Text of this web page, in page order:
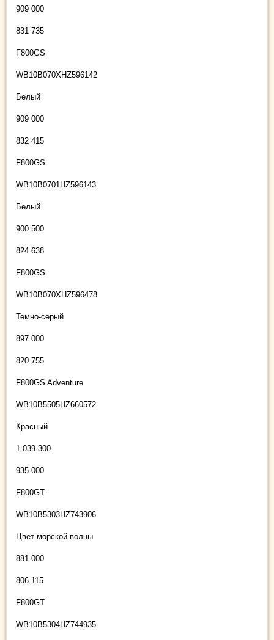
909 000
831 735
F800GS
WB10B070XHZ596142
Белый
909 000
832 415
F800GS
WB10B0701HZ596143
Белый
900 500
824 638
F800GS
WB10B070XHZ596478
Темно-серый
897 000
820 755
F800GS Adventure
WB10B5505HZ660572
Красный
1 039 300
935 000
F800GT
WB10B5303HZ743906
Цвет морской волны
881 000
806 115
F800GT
WB10B5304HZ744935